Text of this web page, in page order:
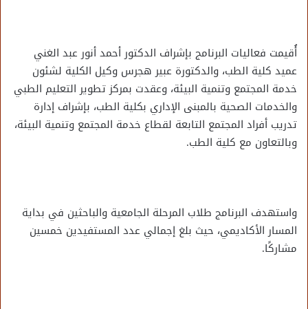
أُقيمت فعاليات البرنامج بإشراف الدكتور أحمد أنور عبد الغني
عميد كلية الطب، والدكتورة عبير هجرس وكيل الكلية لشئون
خدمة المجتمع وتنمية البيئة، وعقدت بمركز تطوير التعليم الطبي
والخدمات الصحية بالمبنى الإداري بكلية الطب، بإشراف إدارة
تدريب أفراد المجتمع التابعة لقطاع خدمة المجتمع وتنمية البيئة،
وبالتعاون مع كلية الطب.
واستهدف البرنامج طلاب المرحلة الجامعية والباحثين في بداية
المسار الأكاديمي، حيث بلغ إجمالي عدد المستفيدين خمسين
مشاركًا.